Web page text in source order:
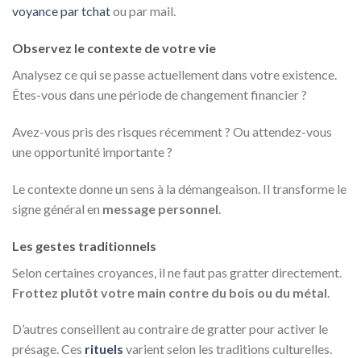
voyance par tchatou par mail.
Observez le contexte de votre vie
Analysez ce qui se passe actuellement dans votre existence.
Êtes-vous dans une période de changement financier ?
Avez-vous pris des risques récemment ? Ou attendez-vous
une opportunité importante ?
Le contexte donne un sens à la démangeaison. Il transforme le
signe général en message personnel.
Les gestes traditionnels
Selon certaines croyances, il ne faut pas gratter directement.
Frottez plutôt votre main contre du bois ou du métal
D’autres conseillent au contraire de gratter pour activer le
présage. Ces rituels varient selon les traditions culturelles.